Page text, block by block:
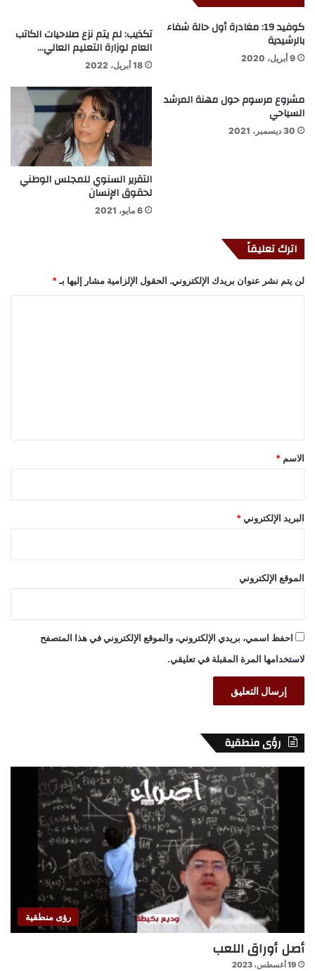
كوفيد 19: مغادرة أول حالة شفاء
بالرشيدية
9 أبريل، 2020
تكذيب: لم يتم نزع صلاحيات الكاتب
العام لوزارة التعليم العالي…
18 أبريل، 2022
مشروع مرسوم حول مهنة المرشد
السياحي
30 ديسمبر، 2021
التقرير السنوي للمجلس الوطني
لحقوق الإنسان
6 مايو، 2021
اترك تعليقاً
لن يتم نشر عنوان بريدك الإلكتروني. الحقول الإلزامية مشار إليها بـ*
*
الاسم *
البريد الإلكتروني *
الموقع الإلكتروني
احفظ اسمي، بريدي الإلكتروني، والموقع الإلكتروني في هذا المتصفح
لاستخدامها المرة المقبلة في تعليقي.
رؤى منطقية
رؤى منطقية
أصل أوراق اللعب
19 أغسطس، 2023